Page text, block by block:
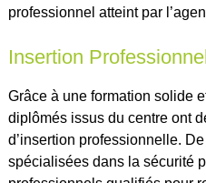
professionnel atteint par
Insertion
Grâce à une formation solide
diplômés issus du centre ont
d’insertion professionnelle.
spécialisées dans la sécurité